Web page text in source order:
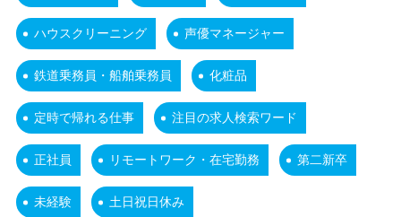
ハウスクリーニング 声優マネージャー
鉄道乗務員・船舶乗務員 化粧品
定時で帰れる仕事 注目の求人検索ワード
正社員 リモートワーク・在宅勤務 第二新卒
未経験 土日祝日休み